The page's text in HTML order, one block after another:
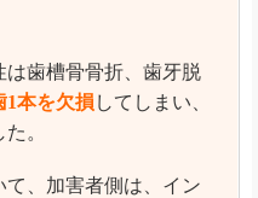
は歯槽骨骨折、歯牙脱
1本を欠損 してしまい、
。
、加害者側は、イン